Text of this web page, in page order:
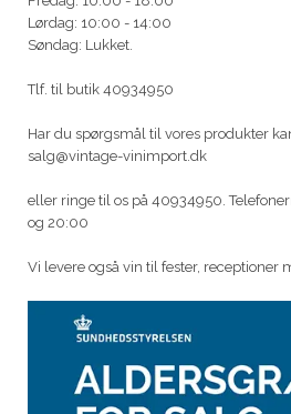
Lørdag: 10:00 - 14:00
Søndag: Lukket.
Tlf. til butik 40934950
Har du spørgsmål til vores produkter
salg@vintage-vinimport.dk
eller ringe til os på 40934950.
og 20:00
Vi levere også vin til fester, receptioner